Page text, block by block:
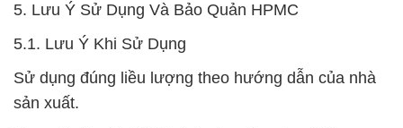
5. Lưu Ý Sử Dụng Và Bảo Quản HPMC
5.1. Lưu Ý Khi Sử Dụng
Sử dụng đúng liều lượng theo hướng dẫn của nhà
sản xuất.